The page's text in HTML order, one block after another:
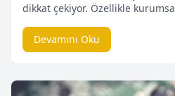
dikkat çekiyor. Özellikle
sunulacak. AMD bilgi birikimi
işlemciler de tüm yongalar
hayatımızı […]
Devamını Oku